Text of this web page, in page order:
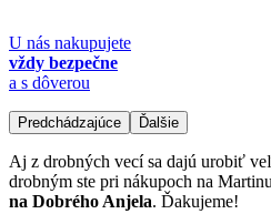
U nás nakupujete
vždy bezpečne
a s dôverou
Predchádzajúce Ďalšie
Aj z drobných vecí sa dajú urobiť
drobným ste pri nákupoch na
na Dobrého Anjela. Ďakujeme!